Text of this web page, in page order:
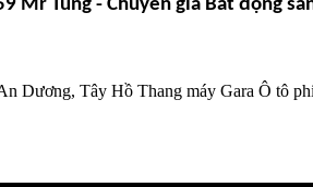
Mr Tùng - Chuyên gia Bất động